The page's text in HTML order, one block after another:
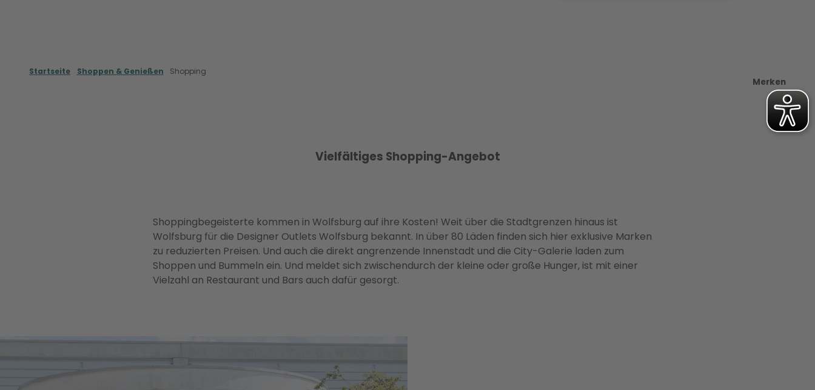
Startseite Shoppen & Genießen Shopping
Merken
Vielfältiges Shopping-Angebot
Shoppingbegeisterte kommen in Wolfsburg auf ihre Kosten! Weit über die Stadtgrenzen hinaus ist
Wolfsburg für die Designer Outlets Wolfsburg bekannt. In über 80 Läden finden sich hier exklusive Marken
zu reduzierten Preisen. Und auch die direkt angrenzende Innenstadt und die City-Galerie laden zum
Shoppen und Bummeln ein. Und meldet sich zwischendurch der kleine oder große Hunger, ist mit einer
Vielzahl an Restaurant und Bars auch dafür gesorgt.